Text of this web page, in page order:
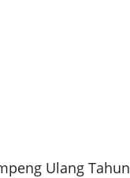
Ulang Tahun